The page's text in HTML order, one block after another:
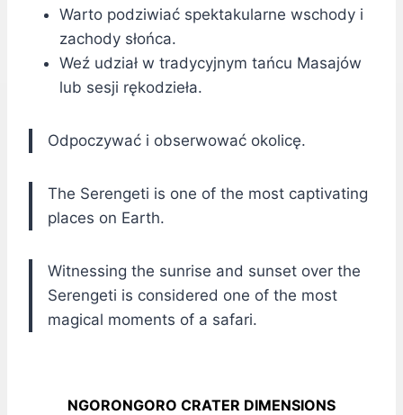
Warto podziwiać spektakularne wschody i
zachody słońca.
Weź udział w tradycyjnym tańcu Masajów
lub sesji rękodzieła.
Odpoczywać i obserwować okolicę.
The Serengeti is one of the most captivating
places on Earth.
Witnessing the sunrise and sunset over the
Serengeti is considered one of the most
magical moments of a safari.
NGORONGORO CRATER DIMENSIONS